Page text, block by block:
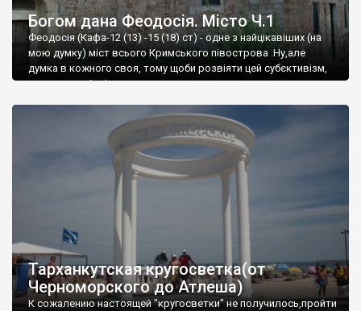
Богом дана Феодосія. Місто Ч.1
Феодосія (Кафа-12 (13) -15 (18) ст) - одне з найцікавіших (на
мою думку) міст всього Кримського півострова .Ну,але
думка в кожного своя, тому щоби розвіяти цей субєктивізм,
запрошую відвідати це
Тарханкутская кругосветка(от
Черноморского до Атлеша)
К сожалению настоящей "кругосветки" не получилось,пройти